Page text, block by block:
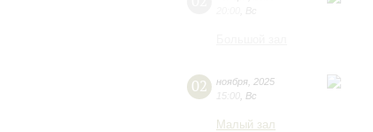
02 ноября 2025
15:00 Вс
Малый зал